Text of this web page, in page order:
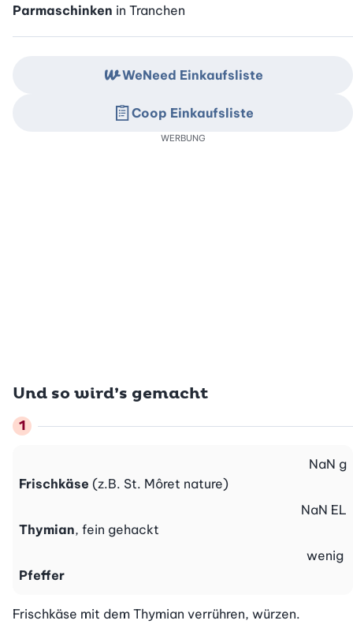
Parmaschinken in Tranchen
Und so wird’s gemacht
Frischkäse (z.B. St. Môret nature)
NaN g
Thymian, fein gehackt
NaN EL
Pfeffer
wenig
Frischkäse mit dem Thymian verrühren, würzen.
WeNeed Einkaufsliste
Coop Einkaufsliste
WERBUNG